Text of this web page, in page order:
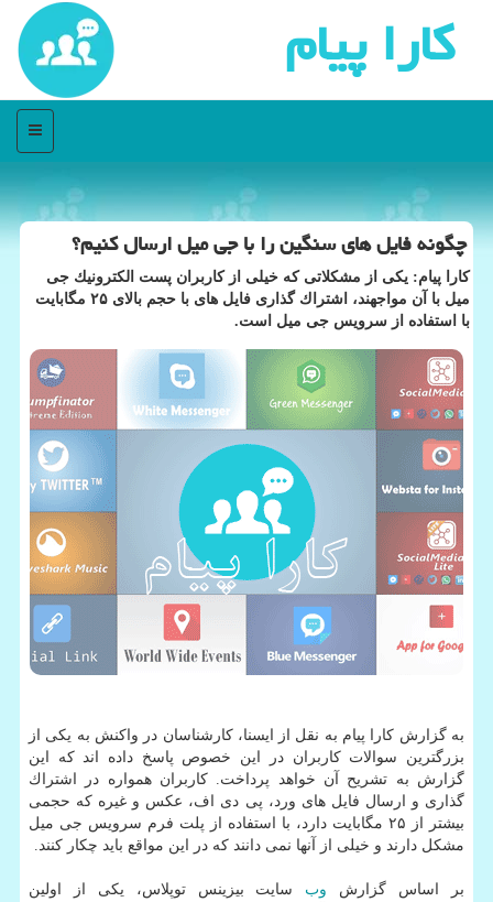
كارا پیام
منو
چگونه فایل های سنگین را با جی میل ارسال كنیم؟
كارا پیام: یكی از مشكلاتی كه خیلی از كاربران پست الكترونیك جی
میل با آن مواجهند، اشتراك گذاری فایل های با حجم بالای ۲۵ مگابایت
با استفاده از سرویس جی میل است.
به گزارش كارا پیام به نقل از ایسنا، كارشناسان در واكنش به یكی از
بزرگترین سوالات كاربران در این خصوص پاسخ داده اند كه این
گزارش به تشریح آن خواهد پرداخت. كاربران همواره در اشتراك
گذاری و ارسال فایل های ورد، پی دی اف، عكس و غیره كه حجمی
بیشتر از ۲۵ مگابایت دارد، با استفاده از پلت فرم سرویس جی میل
مشكل دارند و خیلی از آنها نمی دانند كه در این مواقع باید چكار كنند.
بر اساس گزارش وب سایت بیزینس توپلاس، یكی از اولین